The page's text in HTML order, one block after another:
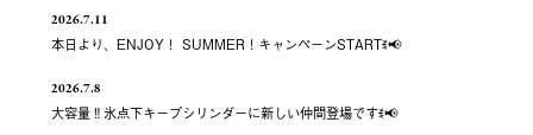
2026.7.11
本日より、ENJOY！ SUMMER！キャンペーンSTARTꉂ📢
2026.7.8
大容量‼️氷点下キープシリンダーに新しい仲間登場ですꉂ📢